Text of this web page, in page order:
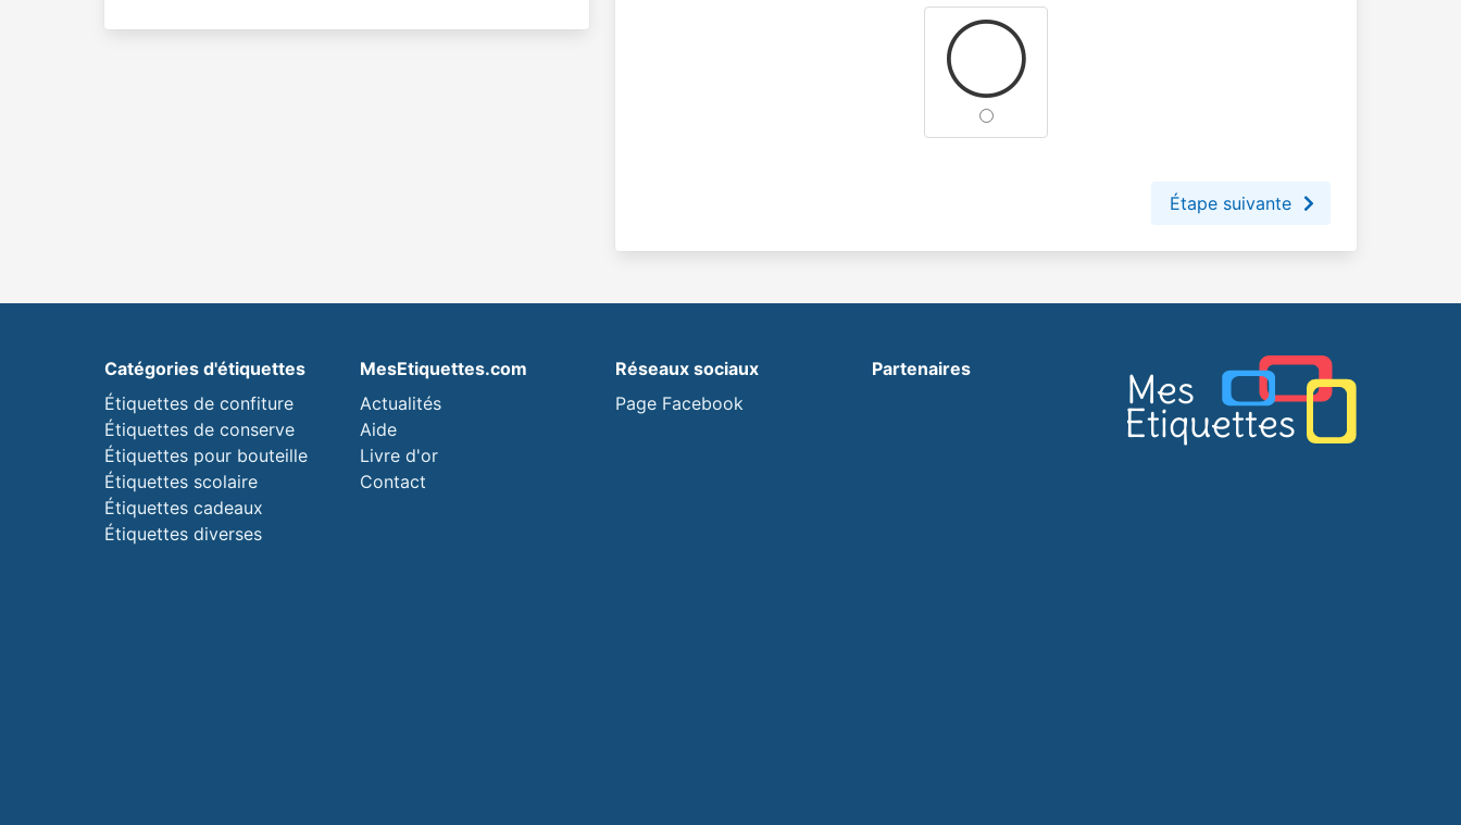
Étape suivante
Catégories d'étiquettes
Étiquettes de confiture
Étiquettes de conserve
Étiquettes pour bouteille
Étiquettes scolaire
Étiquettes cadeaux
Étiquettes diverses
MesEtiquettes.com
Actualités
Aide
Livre d'or
Contact
Réseaux sociaux
Page Facebook
Partenaires